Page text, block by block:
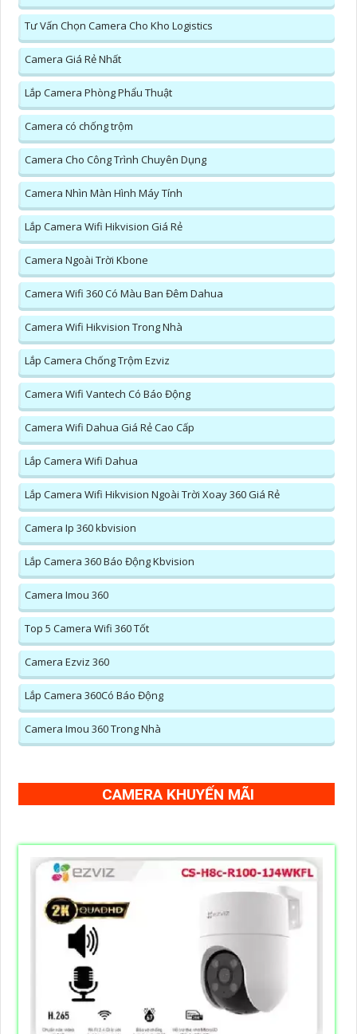
Tư Vấn Chọn Camera Cho Kho Logistics
Camera Giá Rẻ Nhất
Lắp Camera Phòng Phẩu Thuật
Camera có chống trộm
Camera Cho Công Trình Chuyên Dụng
Camera Nhìn Màn Hình Máy Tính
Lắp Camera Wifi Hikvision Giá Rẻ
Camera Ngoài Trời Kbone
Camera Wifi 360 Có Màu Ban Đêm Dahua
Camera Wifi Hikvision Trong Nhà
Lắp Camera Chống Trộm Ezviz
Camera Wifi Vantech Có Báo Động
Camera Wifi Dahua Giá Rẻ Cao Cấp
Lắp Camera Wifi Dahua
Lắp Camera Wifi Hikvision Ngoài Trời Xoay 360 Giá Rẻ
Camera Ip 360 kbvision
Lắp Camera 360 Báo Động Kbvision
Camera Imou 360
Top 5 Camera Wifi 360 Tốt
Camera Ezviz 360
Lắp Camera 360Có Báo Động
Camera Imou 360 Trong Nhà
CAMERA KHUYẾN MÃI